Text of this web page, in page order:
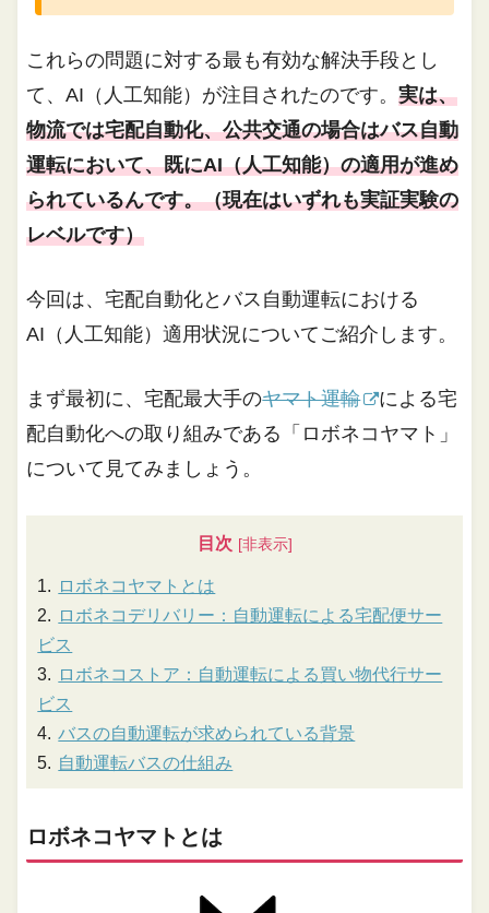
これらの問題に対する最も有効な解決手段とし
て、AI（人工知能）が注目されたのです。実は、
物流では宅配自動化、公共交通の場合はバス自動
運転において、既にAI（人工知能）の適用が進め
られているんです。（現在はいずれも実証実験の
レベルです）
今回は、宅配自動化とバス自動運転における
AI（人工知能）適用状況についてご紹介します。
まず最初に、宅配最大手のヤマト運輸
による宅
配自動化への取り組みである「ロボネコヤマト」
について見てみましょう。
目次
ロボネコヤマトとは
ロボネコデリバリー：自動運転による宅配便サー
ビス
ロボネコストア：自動運転による買い物代行サー
ビス
バスの自動運転が求められている背景
自動運転バスの仕組み
ロボネコヤマトとは